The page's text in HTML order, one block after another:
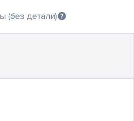
(без детали)